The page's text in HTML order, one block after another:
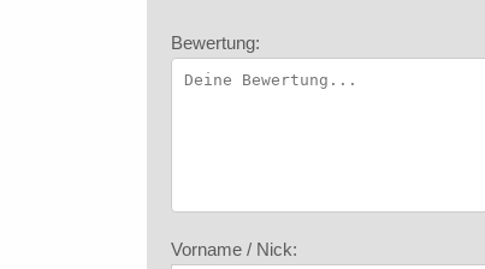
Bewertung:
Vorname / Nick: